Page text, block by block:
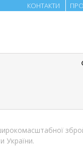
КОНТАКТИ
України.